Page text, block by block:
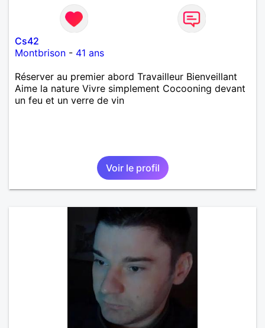
Cs42
Montbrison - 41 ans
Réserver au premier abord Travailleur Bienveillant
Aime la nature Vivre simplement Cocooning devant
un feu et un verre de vin
Voir le profil